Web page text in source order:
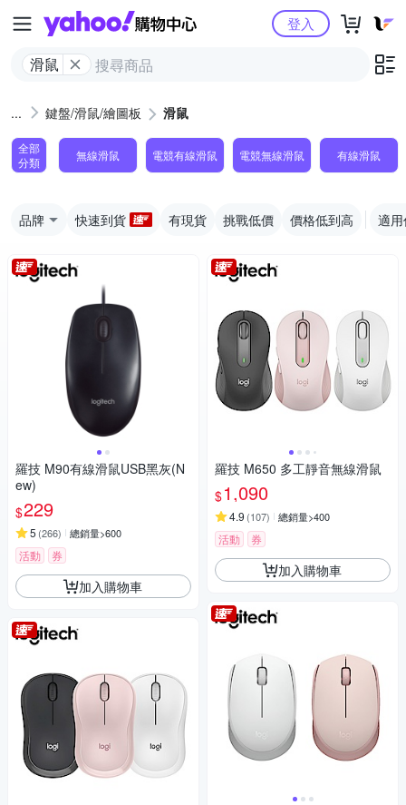
Yahoo購物中心
滑鼠
登入
鍵盤/滑鼠/繪圖板 滑鼠
全部
分類
無線滑鼠 電競有線滑鼠 電競無線滑鼠 有線滑鼠
品牌 快速到貨 有現貨 挑戰低價 價格低到高 適
羅技 M90有線滑鼠USB黑灰(N
ew)
$229
5 (266) 總銷量>600
活動 券
加入購物車
羅技 M650 多工靜音無線滑鼠
$1,090
4.9 (107) 總銷量>400
活動 券
加入購物車